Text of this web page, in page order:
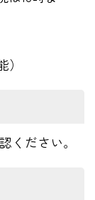
ださい。